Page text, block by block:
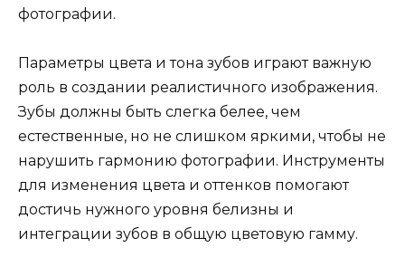
фотографии.
Параметры цвета и тона зубов играют важную
роль в создании реалистичного изображения.
Зубы должны быть слегка белее, чем
естественные, но не слишком яркими, чтобы не
нарушить гармонию фотографии. Инструменты
для изменения цвета и оттенков помогают
достичь нужного уровня белизны и
интеграции зубов в общую цветовую гамму.